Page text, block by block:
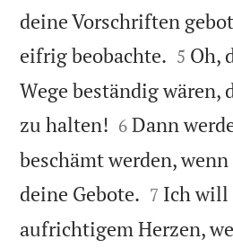
deine Vorschriften
eifrig beobachte. 

5 Oh,
Wege beständig wären,
zu halten! 

6 Dann
beschämt werden,
deine Gebote. 

7 Ich will
aufrichtigem Herzen,